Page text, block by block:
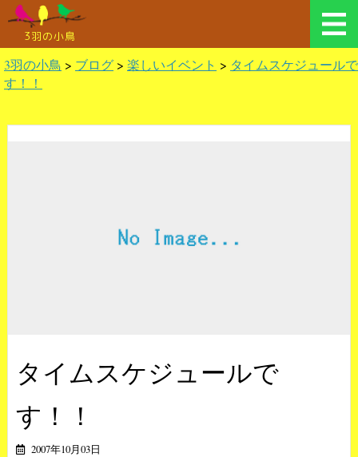
3羽の小鳥
3羽の小鳥 > ブログ > 楽しいイベント > タイムスケジュールで
す！！
タイムスケジュールで
す！！
2007年10月03日